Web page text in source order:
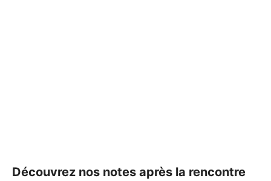
Découvrez nos notes après la rencontre